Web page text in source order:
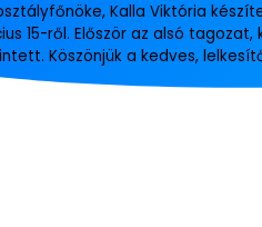
Kalla Viktória
15-ről. Először az alsó
Köszönjük a kedves,